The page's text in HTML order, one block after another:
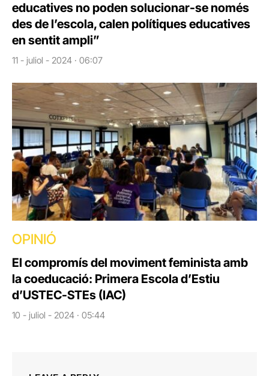
educatives no poden solucionar-se només
des de l’escola, calen polítiques educatives
en sentit ampli”
11 - juliol - 2024 · 06:07
OPINIÓ
El compromís del moviment feminista amb
la coeducació: Primera Escola d’Estiu
d’USTEC-STEs (IAC)
10 - juliol - 2024 · 05:44